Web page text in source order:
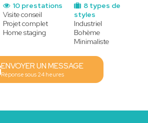
8 types de
styles
Industriel
Bohème
Minimaliste
10 prestations
Visite conseil
Projet complet
Home staging
ENVOYER UN MESSAGE
Réponse sous 24 heures